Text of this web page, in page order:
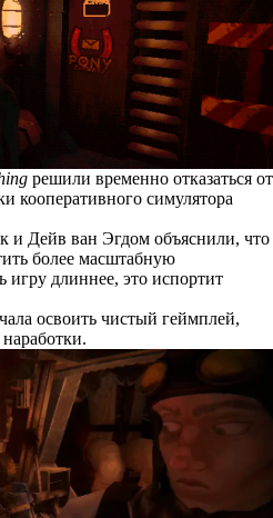
решили временно отказаться от
кооперативного симулятора
и Дейв ван Эгдом объяснили, что
более масштабную
игру длиннее, это испортит
освоить чистый геймплей,